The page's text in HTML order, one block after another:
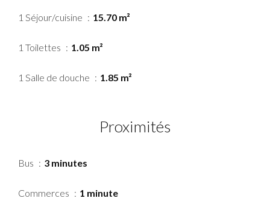
1 Séjour/cuisine 15.70 m²
1 Toilettes 1.05 m²
1 Salle de douche 1.85 m²
Proximités
Bus 3 minutes
Commerces 1 minute